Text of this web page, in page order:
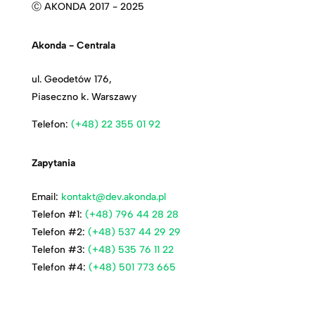
Ⓒ AKONDA 2017 - 2025
Akonda - Centrala
ul. Geodetów 176,
Piaseczno k. Warszawy
Telefon: (+48) 22 355 01 92
Zapytania
Email: kontakt@dev.akonda.pl
Telefon #1: (+48) 796 44 28 28
Telefon #2: (+48) 537 44 29 29
Telefon #3: (+48) 535 76 11 22
Telefon #4: (+48) 501 773 665